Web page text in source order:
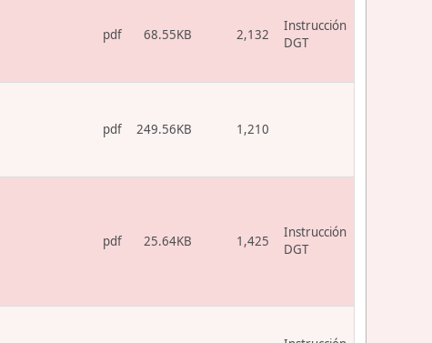
pdf 68.55KB 2,132
Instrucción
DGT
pdf 249.56KB 1,210
pdf 25.64KB 1,425
Instrucción
DGT